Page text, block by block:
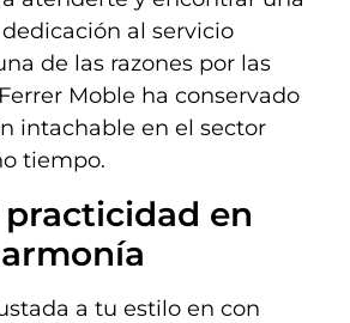
al servicio
de las razones por las
Moble ha conservado
intachable en el sector
tiempo.
practicidad en
a tu estilo en con